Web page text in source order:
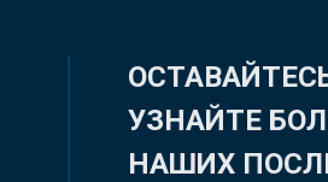
УЗНАЙТЕ
НАШИХ